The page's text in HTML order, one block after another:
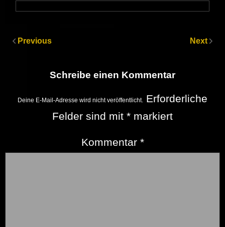
Previous Next
Schreibe einen Kommentar
Deine E-Mail-Adresse wird nicht veröffentlicht.
Erforderliche
Felder sind mit * markiert
Kommentar *